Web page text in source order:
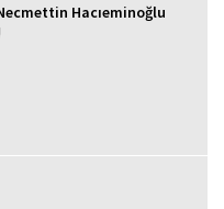
Hacıeminoğlu